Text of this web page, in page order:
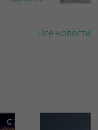
Все новости